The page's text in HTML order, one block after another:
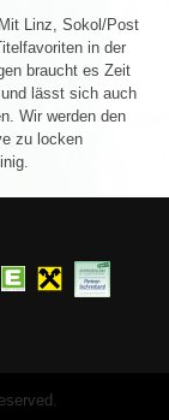
Linz, Sokol/Post
in der
braucht es Zeit
lässt sich auch
Wir werden den
zu locken